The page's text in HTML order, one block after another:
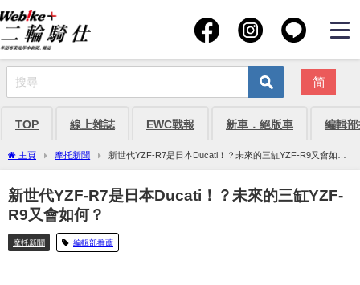
简
TOP 線上雜誌 EWC戰報 新車．絕版車 編輯
主頁 摩托新聞
新世代YZF-R7是日本Ducati！？未來的三缸YZF-R9又會如
何？
新世代YZF-R7是日本Ducati！？未來的三缸YZF-
R9又會如何？
摩托新聞 編輯部推薦